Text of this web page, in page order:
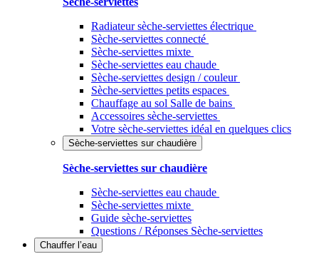
Radiateur sèche-serviettes électrique
Sèche-serviettes connecté
Sèche-serviettes mixte
Sèche-serviettes eau chaude
Sèche-serviettes design / couleur
Sèche-serviettes petits espaces
Chauffage au sol Salle de bains
Accessoires sèche-serviettes
Votre sèche-serviettes idéal en quelques clics
Sèche-serviettes sur chaudière
Sèche-serviettes sur chaudière
Sèche-serviettes eau chaude
Sèche-serviettes mixte
Guide sèche-serviettes
Questions / Réponses Sèche-serviettes
Chauffer l’eau